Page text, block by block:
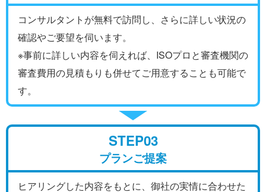
コンサルタントが無料で訪問し、さらに詳しい状況の
確認やご要望を伺います。
※事前に詳しい内容を伺えれば、ISOプロと審査機関の
審査費用の見積もりも併せてご用意することも可能で
す。
STEP03
プランご提案
ヒアリングした内容をもとに、御社の実情に合わせた